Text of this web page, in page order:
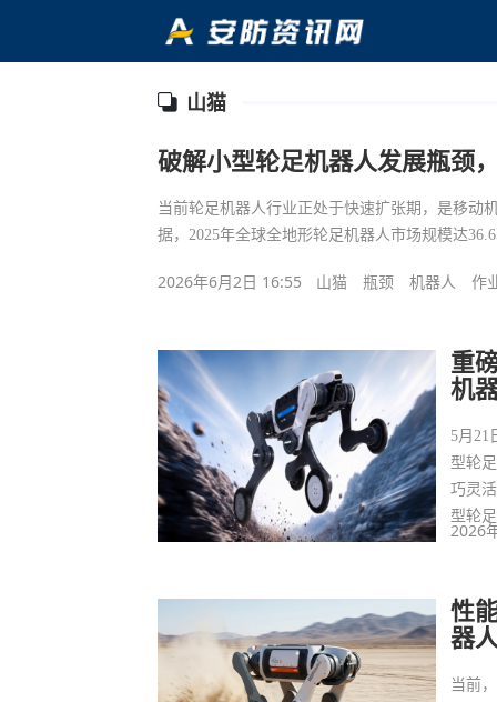
山猫
破解小型轮足机器人发展瓶颈
当前轮足机器人行业正处于快速扩张期，是移动
据，2025年全球全地形轮足机器人市场规模达
2026年6月2日 16:55 山猫 瓶颈 机器人 作
重
机
5月21
型轮
巧灵
型轮
2026
性
器
当前